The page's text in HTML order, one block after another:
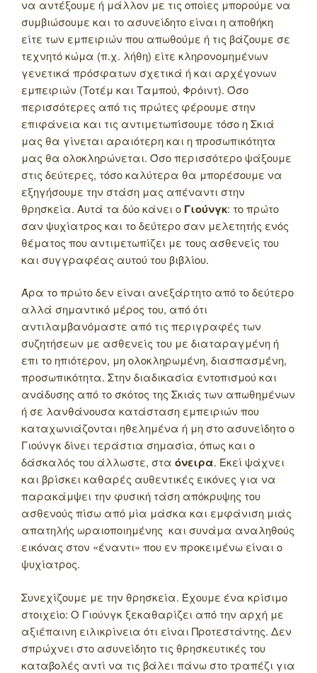
να αντέξουμε ή μάλλον με τις οποίες μπορούμε να
συμβιώσουμε και το ασυνείδητο είναι η αποθήκη
είτε των εμπειριών που απωθούμε ή τις βάζουμε σε
τεχνητό κώμα (π.χ. λήθη) είτε κληρονομημένων
γενετικά πρόσφατων σχετικά ή και αρχέγονων
εμπειριών (Τοτέμ και Ταμπού, Φρόιντ). Όσο
περισσότερες από τις πρώτες φέρουμε στην
επιφάνεια και τις αντιμετωπίσουμε τόσο η Σκιά
μας θα γίνεται αραιότερη και η προσωπικότητα
μας θα ολοκληρώνεται. Όσο περισσότερο ψάξουμε
στις δεύτερες, τόσο καλύτερα θα μπορέσουμε να
εξηγήσουμε την στάση μας απέναντι στην
θρησκεία. Αυτά τα δύο κάνει ο Γιούνγκ: το πρώτο
σαν ψυχίατρος και το δεύτερο σαν μελετητής ενός
θέματος που αντιμετωπίζει με τους ασθενείς του
και συγγραφέας αυτού του βιβλίου.
Άρα το πρώτο δεν είναι ανεξάρτητο από το δεύτερο
αλλά σημαντικό μέρος του, από ότι
αντιλαμβανόμαστε από τις περιγραφές των
συζητήσεων με ασθενείς του με διαταραγμένη ή
επι το ηπιότερον, μη ολοκληρωμένη, διασπασμένη,
προσωπικότητα. Στην διαδικασία εντοπισμού και
ανάδυσης από το σκότος της Σκιάς των απωθημένων
ή σε λανθάνουσα κατάσταση εμπειριών που
καταχωνιάζονται ηθελημένα ή μη στο ασυνείδητο ο
Γιούνγκ δίνει τεράστια σημασία, όπως και ο
δάσκαλός του άλλωστε, στα όνειρα. Εκεί ψάχνει
και βρίσκει καθαρές αυθεντικές εικόνες για να
παρακάμψει την φυσική τάση απόκρυψης του
ασθενούς πίσω από μία μάσκα και εμφάνιση μιάς
απατηλής ωραιοποιημένης και συνάμα αναληθούς
εικόνας στον «έναντι» που εν προκειμένω είναι ο
ψυχίατρος.
Συνεχίζουμε με την θρησκεία. Έχουμε ένα κρίσιμο
στοιχείο: Ο Γιούνγκ ξεκαθαρίζει από την αρχή με
αξιέπαινη ειλικρίνεια ότι είναι Προτεστάντης. Δεν
σπρώχνει στο ασυνείδητο τις θρησκευτικές του
καταβολές αντί να τις βάλει πάνω στο τραπέζι για